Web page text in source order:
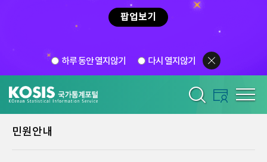
팝업보기
하루 동안 열지않기 다시 열지않기
민원안내